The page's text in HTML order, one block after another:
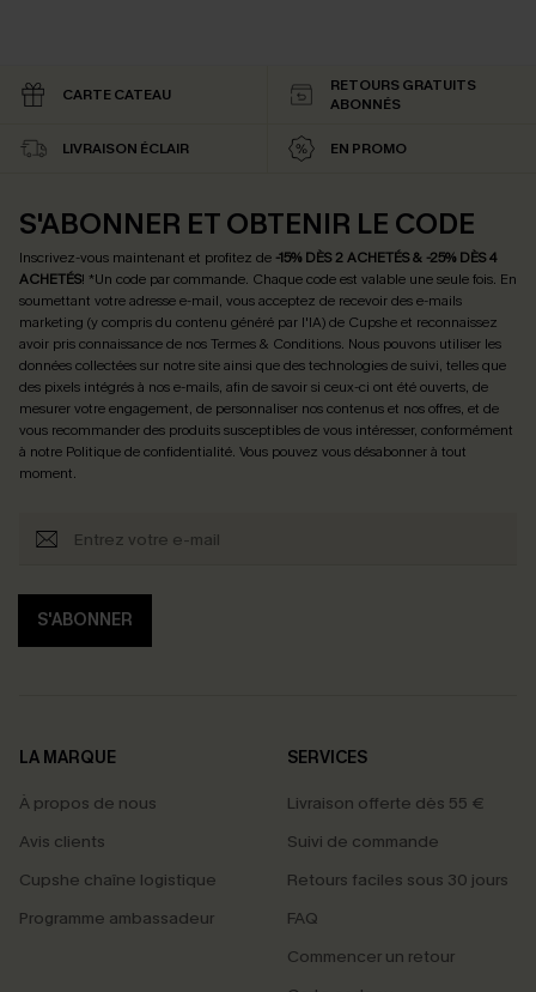
CARTE CATEAU
RETOURS GRATUITS
ABONNÉS
LIVRAISON ÉCLAIR EN PROMO
S'ABONNER ET OBTENIR LE CODE
Inscrivez-vous maintenant et profitez de -15% DÈS 2 ACHETÉS & -25% DÈS 4
ACHETÉS! *Un code par commande. Chaque code est valable une seule fois. En
soumettant votre adresse e-mail, vous acceptez de recevoir des e-mails
marketing (y compris du contenu généré par l'IA) de Cupshe et reconnaissez
avoir pris connaissance de nosTermes & Conditions. Nous pouvons utiliser les
données collectées sur notre site ainsi que des technologies de suivi, telles que
des pixels intégrés à nos e-mails, afin de savoir si ceux-ci ont été ouverts, de
mesurer votre engagement, de personnaliser nos contenus et nos offres, et de
vous recommander des produits susceptibles de vous intéresser, conformément
à notre Politique de confidentialité. Vous pouvez vous désabonner à tout
moment.
S'ABONNER
LA MARQUE
À propos de nous
Avis clients
Cupshe chaîne logistique
Programme ambassadeur
SERVICES
Livraison offerte dès 55 €
Suivi de commande
Retours faciles sous 30 jours
FAQ
Commencer un retour